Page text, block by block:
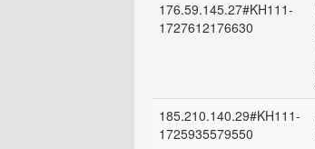
176.59.145.27#KH111-
1727612176630
185.210.140.29#KH111-
1725935579550